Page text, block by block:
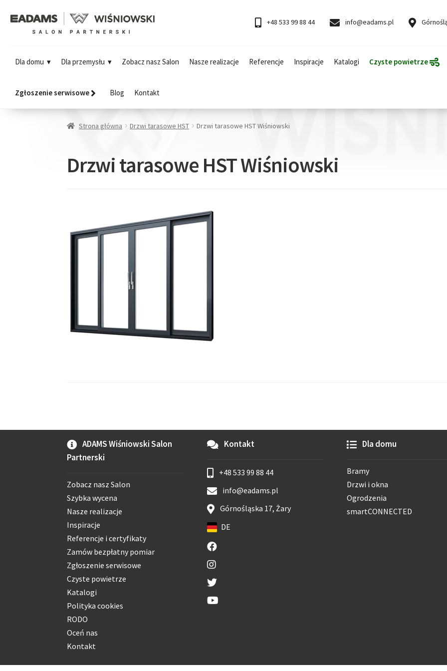
+48 533 99 88 44 info@eadams.pl
Dla domu Dla przemysłu Zobacz nasz Salon Nasze realizacje Referencje Inspiracje Katalogi Czyste powietrze
Zgłoszenie serwisowe Blog Kontakt
Strona główna Drzwi tarasowe HST Drzwi tarasowe HST Wiśniowski
Drzwi tarasowe HST Wiśniowski
ADAMS Wiśniowski Salon
Partnerski
Zobacz nasz Salon
Szybka wycena
Nasze realizacje
Inspiracje
Referencje i certyfikaty
Zamów bezpłatny pomiar
Zgłoszenie serwisowe
Czyste powietrze
Katalogi
Polityka cookies
RODO
Oceń nas
Kontakt
Kontakt
+48 533 99 88 44
info@eadams.pl
Górnośląska 17, Żary
DE
Dla domu
Bramy
Drzwi i okna
Ogrodzenia
smartCONNECTED